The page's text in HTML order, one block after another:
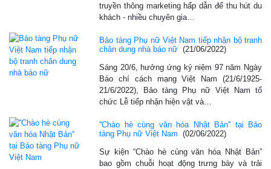
truyền thông marketing hấp dẫn để thu hút du
khách - nhiều chuyên gia…
Bảo tàng Phụ nữ Việt Nam tiếp nhận bộ tranh
chân dung nhà báo nữ (21/06/2022)
Sáng 20/6, hưởng ứng kỷ niệm 97 năm Ngày
Báo chí cách mạng Việt Nam (21/6/1925-
21/6/2022), Bảo tàng Phụ nữ Việt Nam tổ
chức Lễ tiếp nhận hiện vật và…
''Chào hè cùng văn hóa Nhật Bản'' tại Bảo
tàng Phụ nữ Việt Nam
(02/06/2022)
Sự kiện “Chào hè cùng văn hóa Nhật Bản”
bao gồm chuỗi hoạt động trưng bày và trải